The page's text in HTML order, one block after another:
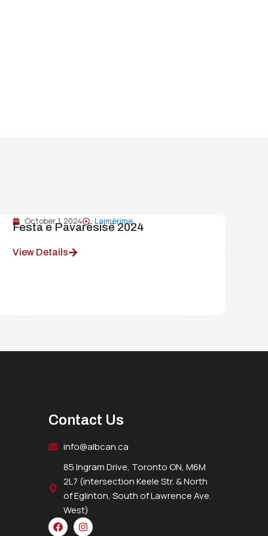
October 1, 2024 Lajmërime
Festa e Pavarësisë 2024
View Details
Contact Us
info@albcan.ca
85 Ingram Drive, Toronto ON, M6M
2L7 (intersection Keele Str. & North
of Eglinton, South of Lawrence Ave.
West)
F
a
I
n